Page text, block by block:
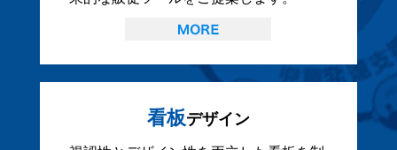
看板デザイン